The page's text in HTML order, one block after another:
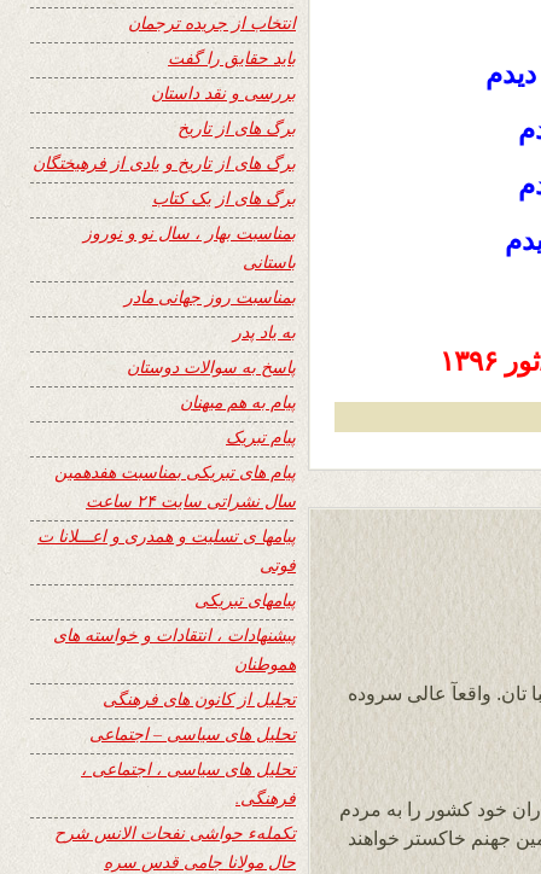
تان. واقعآ عالی سروده
خود کشور را به مردم
جهنم خاکستر خواهند
انتخاب از جریده ترجمان
باید حقایق را گفت
بررسی و نقد داستان
برگ های از تاریخ
برگ های از تاریخ و یادی از فرهیختگان
برگ های از یک کتاب
بمناسبت بهار ، سال نو و نوروز
باستانی
بمناسبت روز جهانی مادر
به یاد پدر
پاسخ به سوالات دوستان
پیام به هم میهنان
پیام تبریک
پیام های تبریکی بمناسبت هفدهمین
سال نشراتی سایت ۲۴ ساعت
پیامها ی تسلیت و همدری و اعـــلانا ت
فوتی
پیامهای تبریکی
پیشنهادات ، انتقادات و خواسته های
هموطنان
تجلیل از کانون های فرهنگی
تحلیل های سیاسی – اجتماعی
تحلیل های سیاسی ، اجتماعی ،
فرهنگی.
تکملهء حواشی نفحات الانس شرح
حال مولانا جامی قدس سره